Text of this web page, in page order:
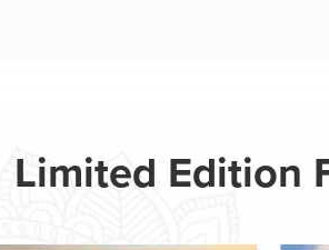
Limited Edition